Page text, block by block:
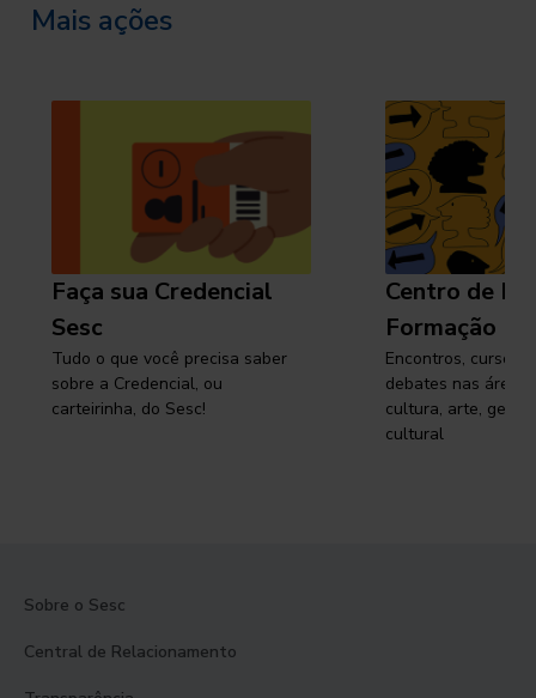
Mais ações
Faça sua Credencial
Sesc
Tudo o que você precisa saber
sobre a Credencial, ou
carteirinha, do Sesc!
Centro de
Formação
Encontros, cursos,
debates nas áreas
cultura, arte,
cultural
Sobre o Sesc
Central de Relacionamento